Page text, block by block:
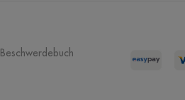
Beschwerdebuch